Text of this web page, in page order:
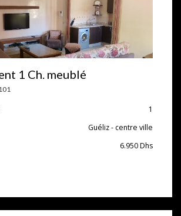
1 Ch. meublé
1
Guéliz - centre ville
6.950Dhs